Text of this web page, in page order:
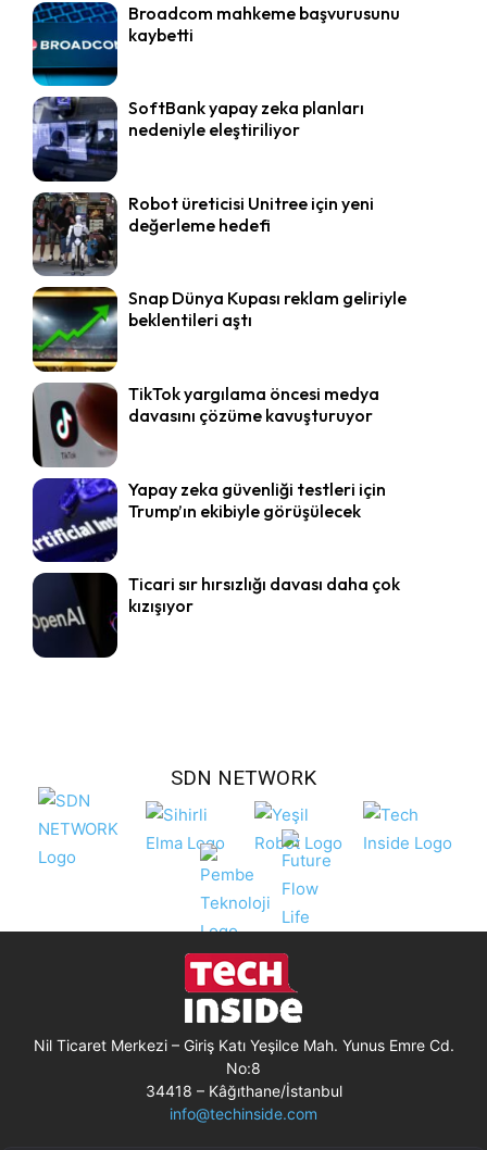
Broadcom mahkeme başvurusunu
kaybetti
SoftBank yapay zeka planları
nedeniyle eleştiriliyor
Robot üreticisi Unitree için yeni
değerleme hedefi
Snap Dünya Kupası reklam geliriyle
beklentileri aştı
TikTok yargılama öncesi medya
davasını çözüme kavuşturuyor
Yapay zeka güvenliği testleri için
Trump’ın ekibiyle görüşülecek
Ticari sır hırsızlığı davası daha çok
kızışıyor
SDN NETWORK
Nil Ticaret Merkezi – Giriş Katı Yeşilce Mah. Yunus Emre Cd.
No:8
34418 – Kâğıthane/İstanbul
info@techinside.com